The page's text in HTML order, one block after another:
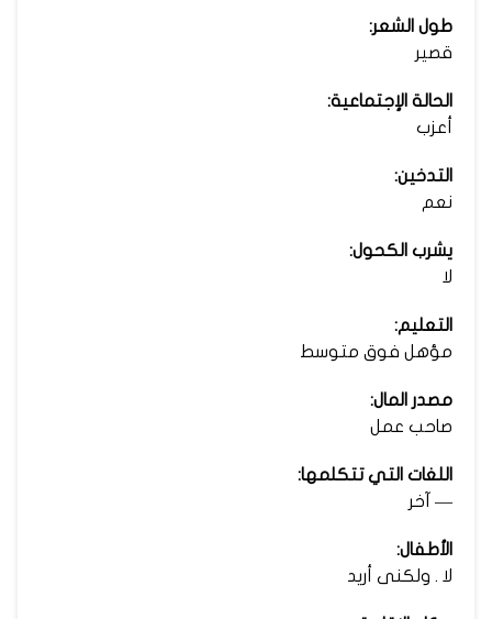
طول الشعر:
قصير
الحالة الإجتماعية:
أعزب
التدخين:
نعم
يشرب الكحول:
لا
التعليم:
مؤهل فوق متوسط
مصدر المال:
صاحب عمل
اللغات التي تتكلمها:
— آخر
الأطفال:
لا . ولكنى أريد